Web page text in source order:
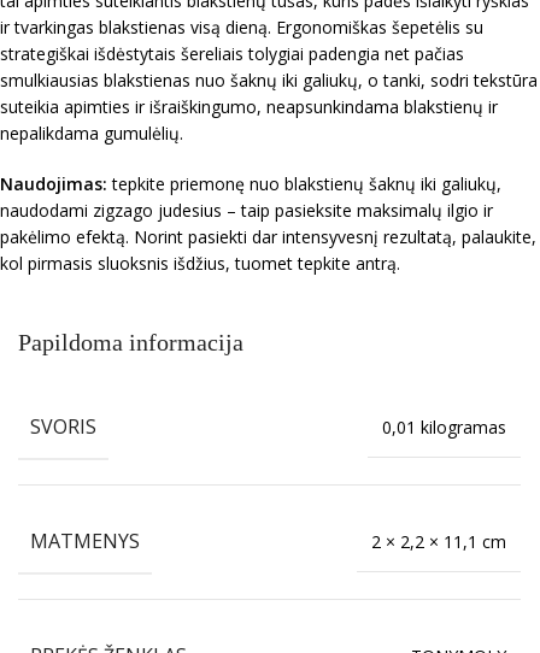
ir tvarkingas blakstienas visą dieną. Ergonomiškas šepetėlis su
strategiškai išdėstytais šereliais tolygiai padengia net pačias
smulkiausias blakstienas nuo šaknų iki galiukų, o tanki, sodri tekstūra
suteikia apimties ir išraiškingumo, neapsunkindama blakstienų ir
nepalikdama gumulėlių.
Naudojimas: tepkite priemonę nuo blakstienų šaknų iki galiukų,
naudodami zigzago judesius – taip pasieksite maksimalų ilgio ir
pakėlimo efektą. Norint pasiekti dar intensyvesnį rezultatą, palaukite,
kol pirmasis sluoksnis išdžius, tuomet tepkite antrą.
Papildoma informacija
SVORIS 0,01 kilogramas
MATMENYS 2 × 2,2 × 11,1 cm